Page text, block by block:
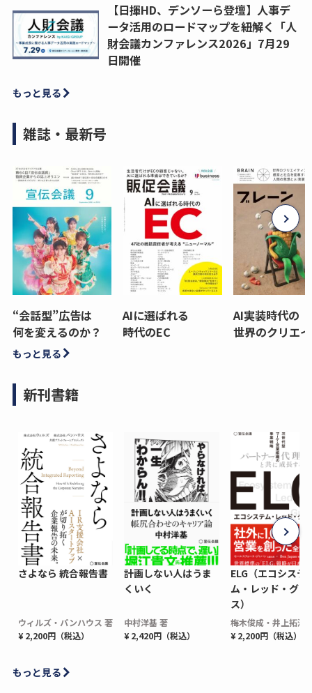
【日揮HD、デンソーら登壇】人事デ
ータ活用のロードマップを紐解く「人
財会議カンファレンス2026」7月29
日開催
もっと見る
雑誌・最新号
“会話型”広告は
何を変えるのか？
AIに選ばれる
時代のEC
AI実装時代の
世界のクリエ
もっと見る
新刊書籍
さよなら 統合報告書
ウィルズ・パンハウス 著
¥ 2,200円（税込）
計画しない人はうま
くいく
中村洋基 著
¥ 2,420円（税込）
ELG（エコシステ
ム・レッド・グロ
ス）
梅木俊成・井上拓海
¥ 2,200円（税込）
もっと見る